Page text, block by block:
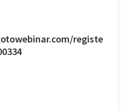
registe